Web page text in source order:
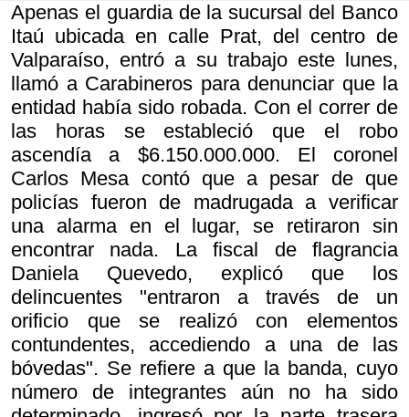
Apenas el guardia de la sucursal del Banco
Itaú ubicada en calle Prat, del centro de
Valparaíso, entró a su trabajo este lunes,
llamó a Carabineros para denunciar que la
entidad había sido robada. Con el correr de
las horas se estableció que el robo
ascendía a $6.150.000.000. El coronel
Carlos Mesa contó que a pesar de que
policías fueron de madrugada a verificar
una alarma en el lugar, se retiraron sin
encontrar nada. La fiscal de flagrancia
Daniela Quevedo, explicó que los
delincuentes "entraron a través de un
orificio que se realizó con elementos
contundentes, accediendo a una de las
bóvedas". Se refiere a que la banda, cuyo
número de integrantes aún no ha sido